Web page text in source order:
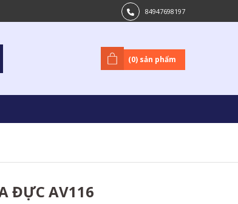
84947698197
(0) sản phẩm
ĐỰC AV116